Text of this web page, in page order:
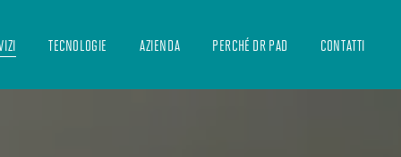
TECNOLOGIE AZIENDA PERCHÉ DR PAD CONTATTI